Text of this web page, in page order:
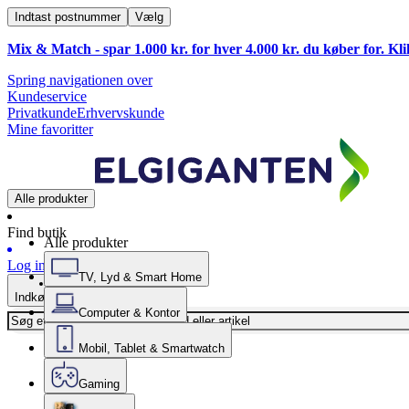
Indtast postnummer Vælg
Mix & Match - spar 1.000 kr. for hver 4.000 kr. du køber for.
Spring navigationen over
Kundeservice
PrivatkundeErhvervskunde
Mine favoritter
Alle produkter
Find butik
Log ind
Indkøbskurv
Alle produkter
TV, Lyd & Smart Home
Computer & Kontor
Mobil, Tablet & Smartwatch
Gaming